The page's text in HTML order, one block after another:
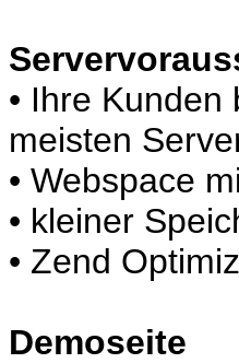
• Ihre
meisten
• Webspace
• kleiner
• Zend
Demoseite